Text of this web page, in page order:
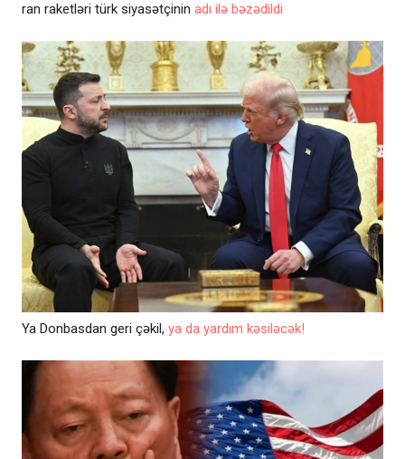
ran raketləri türk siyasətçinin adı ilə bəzədildi
Ya Donbasdan geri çəkil, ya da yardım kəsiləcək!